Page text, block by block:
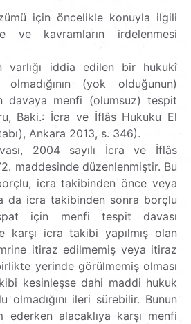
için öncelikle konuyla ilgili
ve kavramların irdelenmesi
varlığı iddia edilen bir hukukî
(yok olduğunun)
davaya menfi (olumsuz) tespit
Baki.: İcra ve İflâs Hukuku El
Ankara 2013, s. 346).
2004 sayılı İcra ve İflâs
maddesinde düzenlenmiştir. Bu
icra takibinden önce veya
da icra takibinden sonra borçlu
ispat için menfi tespit davası
karşı icra takibi yapılmış olan
itiraz edilmemiş veya itiraz
yerinde görülmemiş olması
kesinleşse dahi maddi hukuk
olmadığını ileri sürebilir. Bunun
alacaklıya karşı menfi